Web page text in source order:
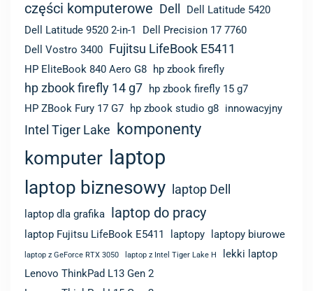
części komputerowe Dell
Dell Latitude 5420
Dell Latitude 9520 2-in-1
Dell Precision 17 7760
Dell Vostro 3400
Fujitsu LifeBook E5411
HP EliteBook 840 Aero G8 hp zbook firefly
hp zbook firefly 14 g7
hp zbook firefly 15 g7
HP ZBook Fury 17 G7
hp zbook studio g8 innowacyjny
Intel Tiger Lake komponenty
komputer laptop
laptop biznesowy laptop Dell
laptop dla grafika laptop do pracy
laptop Fujitsu LifeBook E5411 laptopy laptopy biurowe
laptop z GeForce RTX 3050 laptop z Intel Tiger Lake H
lekki laptop
Lenovo ThinkPad L13 Gen 2